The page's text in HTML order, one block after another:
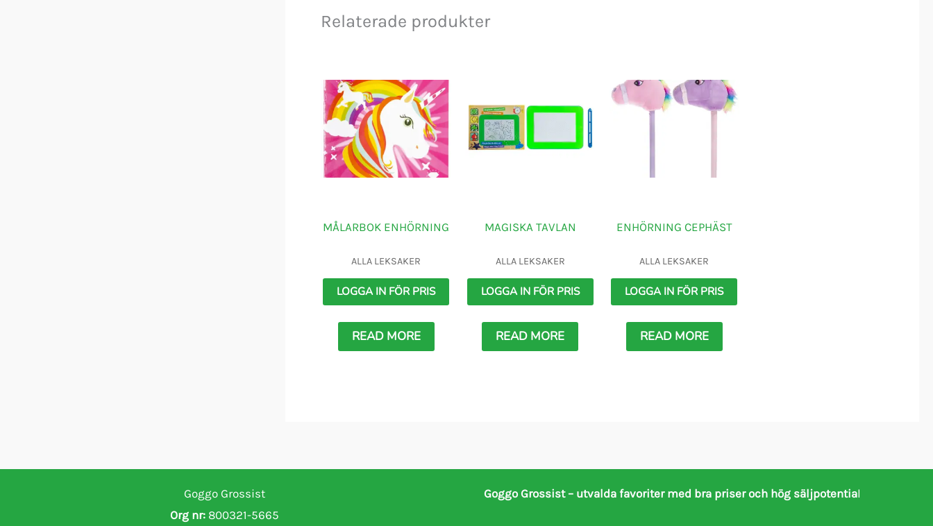
Relaterade produkter
MÅLARBOK ENHÖRNING
ALLA LEKSAKER
LOGGA IN FÖR PRIS
READ MORE
MAGISKA TAVLAN
ALLA LEKSAKER
LOGGA IN FÖR PRIS
READ MORE
ENHÖRNING CEPHÄST
ALLA LEKSAKER
LOGGA IN FÖR PRIS
READ MORE
Goggo Grossist
Org nr: 800321-5665
Goggo Grossist – utvalda favoriter med bra priser och hög säljpotential